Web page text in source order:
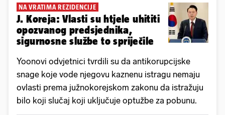
NA VRATIMA REZIDENCIJE
J. Koreja: Vlasti su htjele uhititi
opozvanog predsjednika,
sigurnosne službe to spriječile
Yoonovi odvjetnici tvrdili su da antikorupcijske
snage koje vode njegovu kaznenu istragu nemaju
ovlasti prema južnokorejskom zakonu da istražuju
bilo koji slučaj koji uključuje optužbe za pobunu.